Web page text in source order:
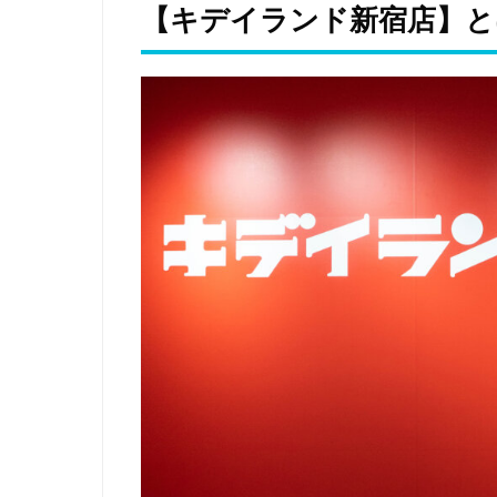
【キデイランド新宿店】